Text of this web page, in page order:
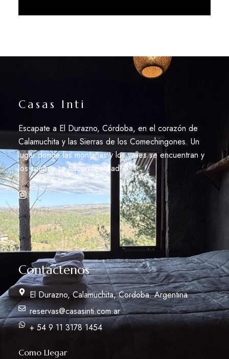
Descubra Más
Casas Inti
Escapate a El Durazno, Córdoba, en el corazón de
Calamuchita y las Sierras de los Comechingones. Un
lugar donde las montañas y los valles se encuentran y
los sueños se hacen realidad.
Contactenos
El Durazno, Calamuchita, Cordoba. Argentina
reservas@casasinti.com.ar
+ 54 9 11 3178 1454
Como Llegar